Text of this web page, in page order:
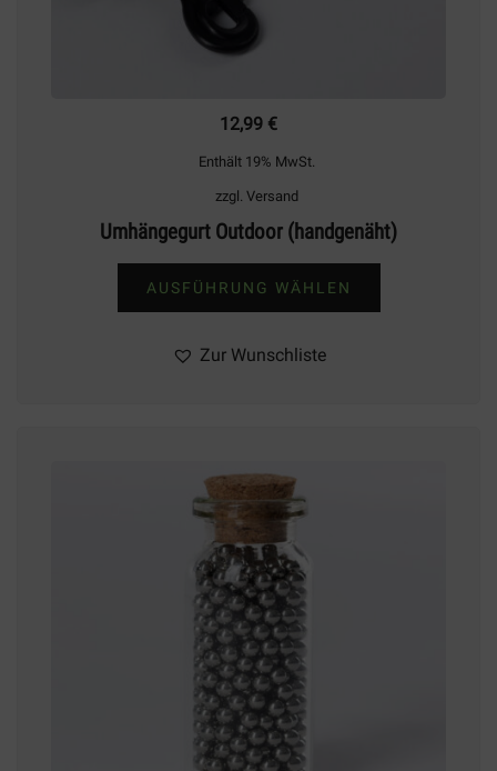
12,99 €
Enthält 19% MwSt.
zzgl. Versand
Umhängegurt Outdoor (handgenäht)
AUSFÜHRUNG WÄHLEN
Produkt
auf.
Die
Optionen
können
auf
der
Produktseite
gewählt
werden
Zur Wunschliste